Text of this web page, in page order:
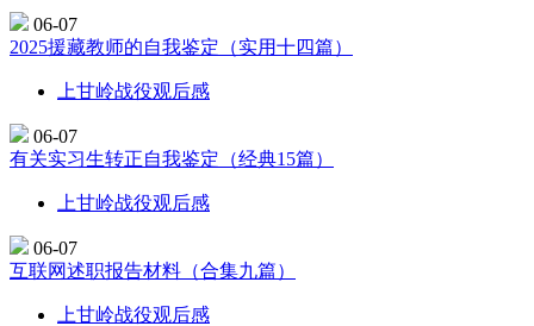
06-07
2025援藏教师的自我鉴定（实用十四篇）
上甘岭战役观后感
06-07
有关实习生转正自我鉴定（经典15篇）
上甘岭战役观后感
06-07
互联网述职报告材料（合集九篇）
上甘岭战役观后感